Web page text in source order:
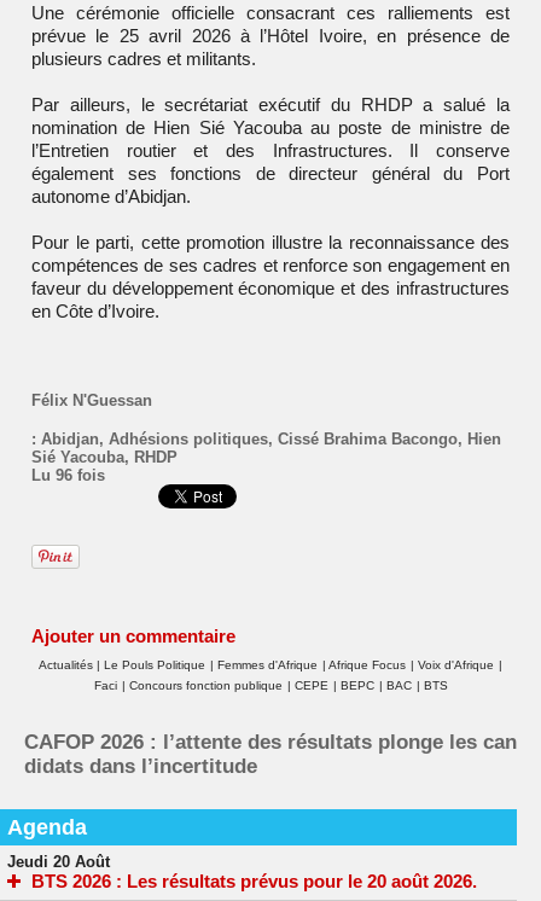
Une cérémonie officielle consacrant ces ralliements est
prévue le 25 avril 2026 à l’Hôtel Ivoire, en présence de
plusieurs cadres et militants.
Par ailleurs, le secrétariat exécutif du RHDP a salué la
nomination de Hien Sié Yacoubaau poste de ministre de
l’Entretien routier et des Infrastructures. Il conserve
également ses fonctions de directeur général du Port
autonome d’Abidjan.
Pour le parti, cette promotion illustre la reconnaissance des
compétences de ses cadres et renforce son engagement en
faveur du développement économique et des infrastructures
en Côte d’Ivoire.
Félix N'Guessan
: Abidjan, Adhésions politiques, Cissé Brahima Bacongo, Hien
Sié Yacouba, RHDP
Lu 96 fois
Ajouter un commentaire
Actualités | Le Pouls Politique | Femmes d'Afrique | Afrique Focus | Voix d'Afrique |
Faci | Concours fonction publique | CEPE | BEPC | BAC | BTS
CAFOP 2026 : l’attente des résultats plonge les can
didats dans l’incertitude
Agenda
Jeudi 20 Août
BTS 2026 : Les résultats prévus pour le 20 août 2026.